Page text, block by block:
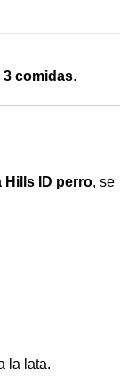
3 comidas.
Hills ID perro, se
la lata.